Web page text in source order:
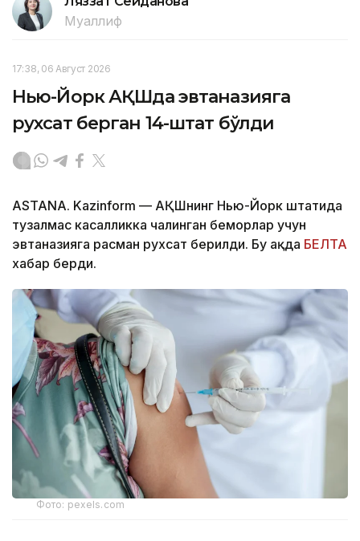
Муаллиф
17:38, 06 Август 2026
Нью-Йорк АҚШда эвтаназияга
рухсат берган 14-штат бўлди
ASTANA. Kazinform — АҚШнинг Нью-Йорк штатида
тузалмас касалликка чалинган беморлар учун
эвтаназияга расман рухсат берилди. Бу ҳақда БЕЛТА
хабар берди.
Фото: pexels.com